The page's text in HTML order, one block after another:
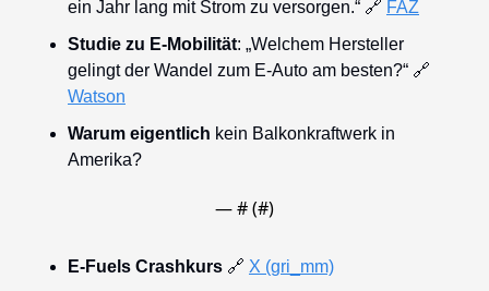
ein Jahr lang mit Strom zu versorgen.“ 🔗 FAZ
Studie zu E-Mobilität: „Welchem Hersteller
gelingt der Wandel zum E-Auto am besten?“ 🔗
Watson
Warum eigentlich kein Balkonkraftwerk in
Amerika?
— # (#)
E-Fuels Crashkurs 🔗 X (gri_mm)